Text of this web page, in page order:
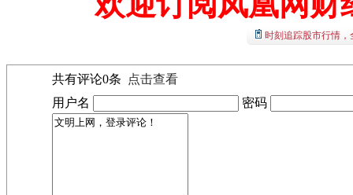
时刻追踪股市行情
共有评论0条
点击查看
用户名
密码